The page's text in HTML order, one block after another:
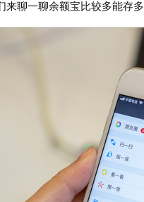
来聊一聊余额宝比较多能存多